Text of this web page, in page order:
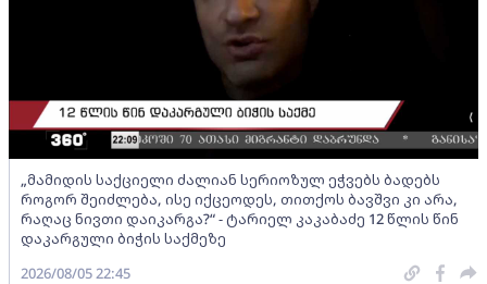
„მამიდის საქციელი ძალიან სერიოზულ ეჭვებს ბადებს
როგორ შეიძლება, ისე იქცეოდეს, თითქოს ბავშვი კი არა,
რაღაც ნივთი დაიკარგა?“ - ტარიელ კაკაბაძე 12 წლის წინ
დაკარგული ბიჭის საქმეზე
2026/08/05 22:45